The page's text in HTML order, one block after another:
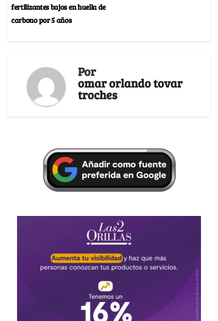
fertilizantes bajos en huella de
carbono por 5 años
Por
omar orlando tovar
troches